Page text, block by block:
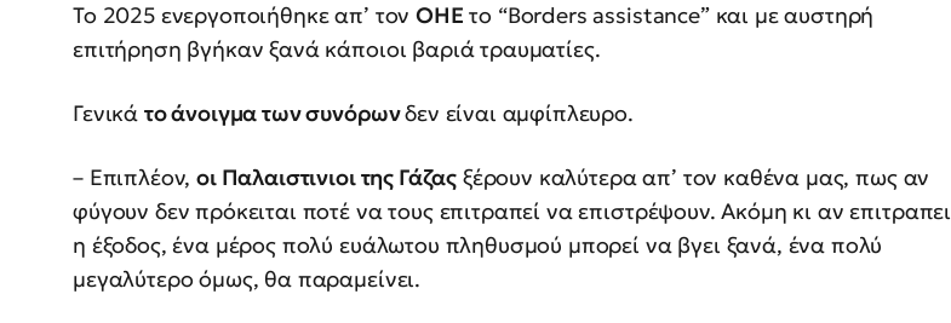
Το 2025 ενεργοποιήθηκε απ’ τονΟΗΕ το “Borders assistance” και με αυστηρή
επιτήρηση βγήκαν ξανά κάποιοι βαριά τραυματίες.
Γενικά το άνοιγμα των συνόρωνδεν είναι αμφίπλευρο.
– Επιπλέον,οι Παλαιστινιοι της Γάζας ξέρουν καλύτερα απ’ τον καθένα μας, πως αν
φύγουν δεν πρόκειται ποτέ να τους επιτραπεί να επιστρέψουν. Ακόμη κι αν επιτραπει
η έξοδος, ένα μέρος πολύ ευάλωτου πληθυσμού μπορεί να βγει ξανά, ένα πολύ
μεγαλύτερο όμως, θα παραμείνει.